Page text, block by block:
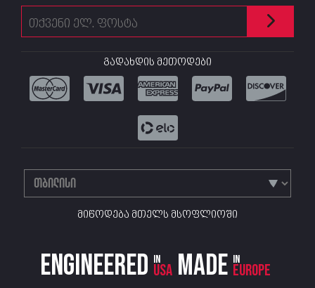
გადახდის მეთოდები
მიწოდება მთელს მსოფლიოში
Engineered in
USA Made in
Europe